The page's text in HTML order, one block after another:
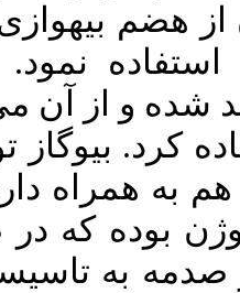
برای تبدیل
طی فرایند
می توان برای
تولید شده به
دارد که مخرب
در صورت عدم
میگردد.